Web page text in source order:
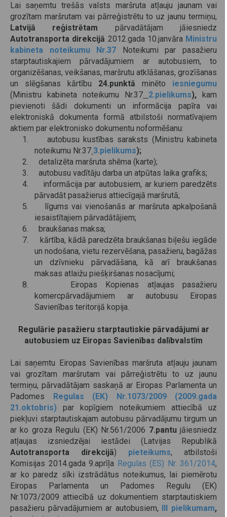
Lai saņemtu trešās valsts maršruta atļauju jaunam vai
grozītam maršrutam vai pārreģistrētu to uz jaunu termiņu,
Latvijā reģistrētam pārvadātājam jāiesniedz
Autotransporta direkcijā 2012.gada 10.janvāra Ministru
kabineta noteikumu Nr.37
Noteikumi par pasažieru
starptautiskajiem pārvadājumiem ar autobusiem, to
organizēšanas, veikšanas, maršrutu atklāšanas, grozīšanas
un slēgšanas kārtību 24.punktā minēto iesniegumu
( Ministru kabineta noteikumu Nr.37 2.pielikums),
kam
pievienoti
šādi
dokumenti un informācija papīra vai
elektroniskā dokumenta formā atbilstoši normatīvajiem
aktiem par elektronisko dokumentu noformēšanu:
1. autobusu kustības saraksts ( Ministru kabineta
noteikumu Nr.37 3.pielikums);
2. detalizēta maršruta shēma (karte);
3. autobusu vadītāju darba un atpūtas laika grafiks;
4. informācija par autobusiem, ar kuriem paredzēts
pārvadāt pasažierus attiecīgajā maršrutā;
5. līgums vai vienošanās ar maršruta apkalpošanā
iesaistītajiem pārvadātājiem;
6. braukšanas maksa;
7. kārtība, kādā paredzēta braukšanas biļešu iegāde
un nodošana, vietu rezervēšana, pasažieru, bagāžas
un dzīvnieku pārvadāšana, kā arī braukšanas
maksas atlaižu piešķiršanas nosacījumi;
8. Eiropas Kopienas atļaujas pasažieru
komercpārvadājumiem ar autobusu Eiropas
Savienības teritorijā kopija.
Regulārie pasažieru starptautiskie pārvadājumi ar
autobusiem uz Eiropas Savienības dalībvalstīm
Lai saņemtu Eiropas Savienības maršruta atļauju jaunam
vai grozītam maršrutam vai pārreģistrētu to uz jaunu
termiņu, pārvadātājam saskaņā ar Eiropas Parlamenta un
Padomes
Regulas (EK) Nr.1073/2009 (2009.gada
21.oktobris) par kopīgiem noteikumiem attiecībā uz
piekļuvi starptautiskajam autobusu pārvadājumu tirgum un
ar ko groza Regulu (EK) Nr.561/2006 7.pantujāiesniedz
atļaujas izsniedzējai iestādei (Latvijas Republikā
Autotransporta direkcijā) pieteikums, atbilstoši
Komisijas 2014.gada 9.aprīļa Regulas (ES) Nr. 361/2014,
ar ko paredz sīki izstrādātus noteikumus, lai piemērotu
Eiropas Parlamenta un Padomes Regulu (EK)
Nr.1073/2009 attiecībā uz dokumentiem starptautiskiem
pasažieru pārvadājumiem ar autobusiem,
III pielikumam,